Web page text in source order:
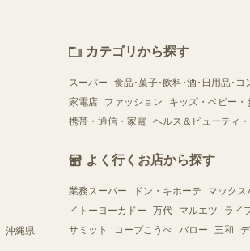
沖縄県
カテゴリから探す
スーパー 食品･菓子･飲料･酒･日用品･コ
家電店
ファッション キッズ・ベビー・
携帯・通信・家電 ヘルス＆ビューティ
よく行くお店から探す
業務スーパー ドン・キホーテ マックス
イトーヨーカドー
万代 マルエツ ライ
サミット
コープこうべ バロー 三和